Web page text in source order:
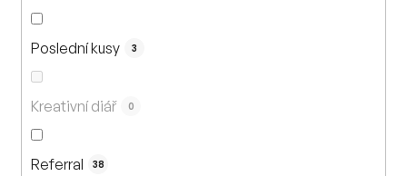
Poslední kusy 3
Kreativní diář 0
Referral 38